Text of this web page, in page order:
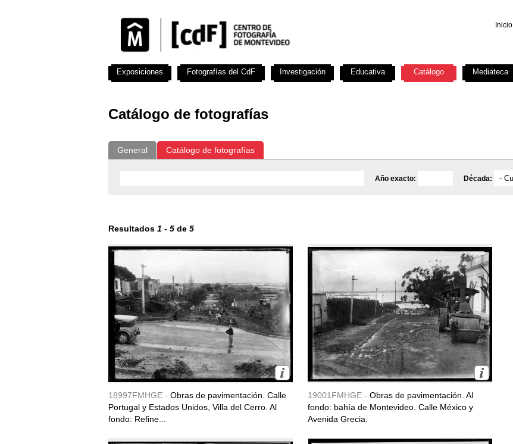
Inicio
Catálogo de fotografías
General Catálogo de fotografías
Año exacto: Década:
Resultados 1 - 5 de 5
18997FMHGE - Obras de pavimentación. Calle
Portugal y Estados Unidos, Villa del Cerro. Al
fondo: Refine...
19001FMHGE - Obras de pavimentación. Al
fondo: bahía de Montevideo. Calle México y
Avenida Grecia.
Exposiciones Fotografías del CdF Investigación Educativa Catálogo Mediateca